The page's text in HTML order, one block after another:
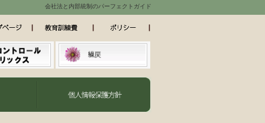
会社法と内部統制のパーフェクトガイド